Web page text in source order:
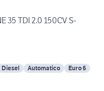
35 TDI 2.0 150CV S-
Diesel Automatico Euro 6